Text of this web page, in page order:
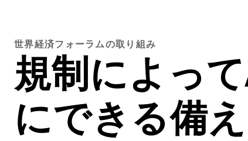
世界経済フォーラムの取り組み
規制によっ
にできる備